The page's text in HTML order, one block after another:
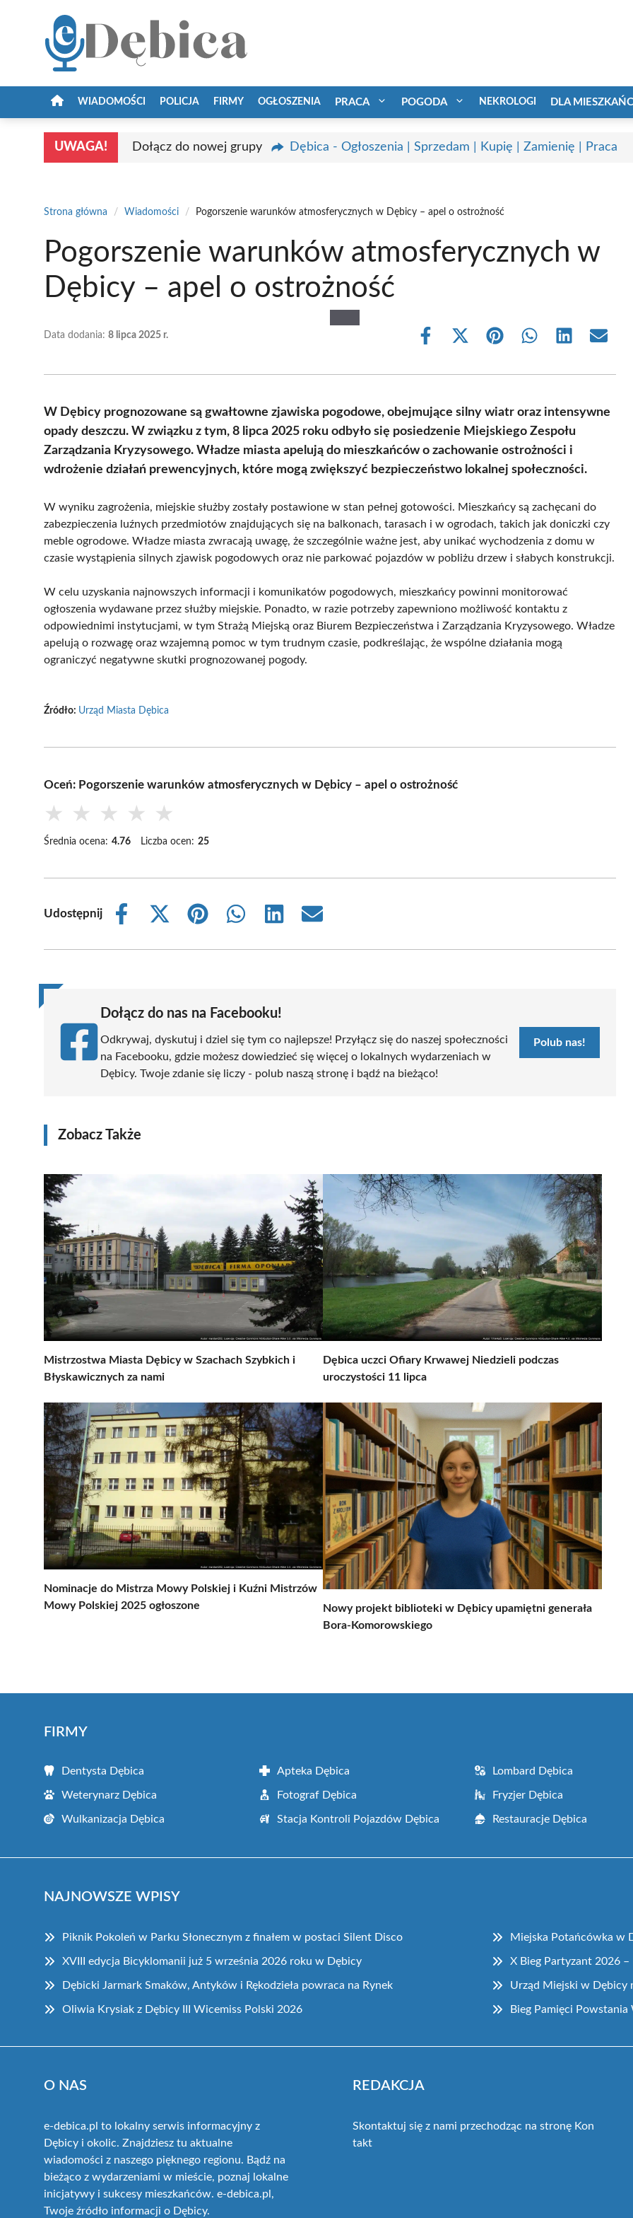
WIADOMOŚCI POLICJA FIRMY OGŁOSZENIA PRACA POGODA NEKROLOGI DLA
UWAGA! Dołącz do nowej grupy Dębica - Ogłoszenia | Sprzedam | Kupię | Zamienię | Praca
Strona główna / Wiadomości / Pogorszenie warunków atmosferycznych w Dębicy – apel o ostrożność
Pogorszenie warunków atmosferycznych w
Dębicy – apel o ostrożność
Data dodania: 8 lipca 2025 r.
Share
Share
(Twitter)
Share Share Share Share
W Dębicy prognozowane są gwałtowne zjawiska pogodowe, obejmujące silny wiatr oraz intensywne
opady deszczu. W związku z tym, 8 lipca 2025 roku odbyło się posiedzenie Miejskiego Zespołu
Zarządzania Kryzysowego. Władze miasta apelują do mieszkańców o zachowanie ostrożności i
wdrożenie działań prewencyjnych, które mogą zwiększyć bezpieczeństwo lokalnej społeczności.
W wyniku zagrożenia, miejskie służby zostały postawione w stan pełnej gotowości. Mieszkańcy są zachęcani do
zabezpieczenia luźnych przedmiotów znajdujących się na balkonach, tarasach i w ogrodach, takich jak doniczki czy
meble ogrodowe. Władze miasta zwracają uwagę, że szczególnie ważne jest, aby unikać wychodzenia z domu w
czasie wystąpienia silnych zjawisk pogodowych oraz nie parkować pojazdów w pobliżu drzew i słabych konstrukcji.
W celu uzyskania najnowszych informacji i komunikatów pogodowych, mieszkańcy powinni monitorować
ogłoszenia wydawane przez służby miejskie. Ponadto, w razie potrzeby zapewniono możliwość kontaktu z
odpowiednimi instytucjami, w tym Strażą Miejską oraz Biurem Bezpieczeństwa i Zarządzania Kryzysowego. Władze
apelują o rozwagę oraz wzajemną pomoc w tym trudnym czasie, podkreślając, że wspólne działania mogą
ograniczyć negatywne skutki prognozowanej pogody.
Źródło: Urząd Miasta Dębica
Oceń: Pogorszenie warunków atmosferycznych w Dębicy – apel o ostrożność
★ ★ ★ ★ ★
Średnia ocena: 4.76 Liczba ocen: 25
Udostępnij
Share
Share
(Twitter)
Share
Share
Share
Share
Dołącz do nas na Facebooku!
Odkrywaj, dyskutuj i dziel się tym co najlepsze! Przyłącz się do naszej społeczności
na Facebooku, gdzie możesz dowiedzieć się więcej o lokalnych wydarzeniach w
Dębicy. Twoje zdanie się liczy - polub naszą stronę i bądź na bieżąco!
Polub nas!
Zobacz Także
Mistrzostwa Miasta Dębicy w Szachach Szybkich i
Błyskawicznych za nami
Dębica uczci Ofiary Krwawej Niedzieli podczas
uroczystości 11 lipca
Nominacje do Mistrza Mowy Polskiej i Kuźni Mistrzów
Mowy Polskiej 2025 ogłoszone
Nowy projekt biblioteki w Dębicy upamiętni generała
Bora-Komorowskiego
FIRMY
Dentysta Dębica Apteka Dębica Lombard Dębica
Weterynarz Dębica Fotograf Dębica Fryzjer Dębica
Wulkanizacja Dębica Stacja Kontroli Pojazdów Dębica Restauracje Dębica
NAJNOWSZE WPISY
Piknik Pokoleń w Parku Słonecznym z finałem w postaci Silent Disco Miejska Potańcówka w
XVIII edycja Bicyklomanii już 5 września 2026 roku w Dębicy X Bieg Partyzant 2026 –
Dębicki Jarmark Smaków, Antyków i Rękodzieła powraca na Rynek Urząd Miejski w Dębicy
Oliwia Krysiak z Dębicy III Wicemiss Polski 2026 Bieg Pamięci
O NAS
e-debica.pl to lokalny serwis informacyjny z
Dębicy i okolic. Znajdziesz tu aktualne
wiadomości z naszego pięknego regionu. Bądź na
bieżąco z wydarzeniami w mieście, poznaj lokalne
inicjatywy i sukcesy mieszkańców. e-debica.pl,
Twoje źródło informacji o Dębicy.
REDAKCJA
Skontaktuj się z nami przechodząc na stronę Kon
takt